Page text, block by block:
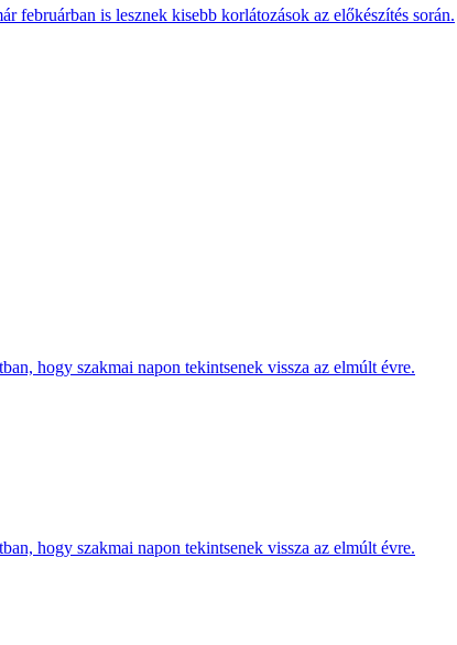
februárban is lesznek kisebb korlátozások az előkészítés során.
hogy szakmai napon tekintsenek vissza az elmúlt évre.
hogy szakmai napon tekintsenek vissza az elmúlt évre.